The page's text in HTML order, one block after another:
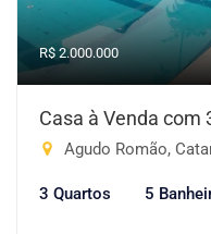
R$ 2.000.000
Casa à Venda com
Agudo Romão,
3 Quartos 5